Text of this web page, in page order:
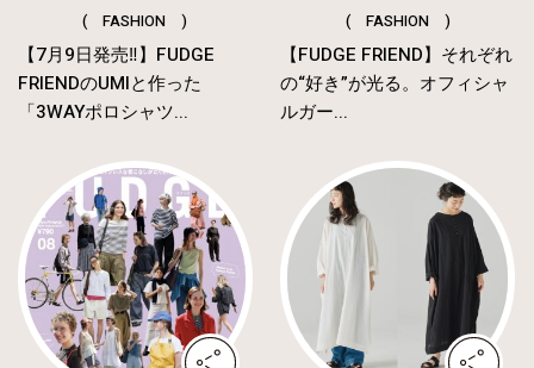
( FASHION )
【7月9日発売‼︎】FUDGE
FRIENDのUMIと作った
「3WAYポロシャツ...
( FASHION )
【FUDGE FRIEND】それぞれ
の“好き”が光る。オフィシャ
ルガー...